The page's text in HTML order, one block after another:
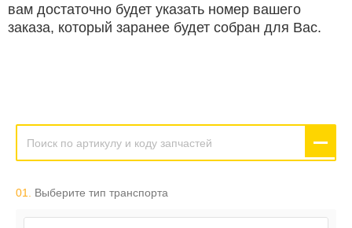
вам достаточно будет указать номер вашего
заказа, который заранее будет собран для Вас.
01. Выберите тип транспорта